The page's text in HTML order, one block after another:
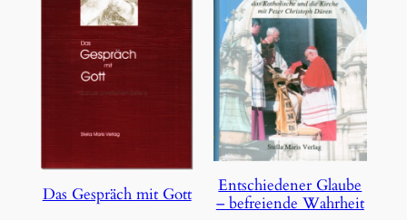
Das Gespräch mit Gott
Entschiedener Glaube
– befreiende Wahrheit